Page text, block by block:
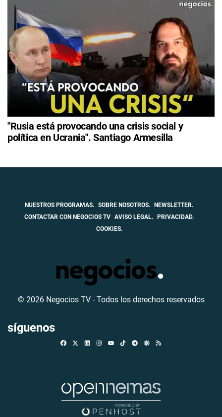
"Rusia está provocando una crisis social y
política en Ucrania". Santiago Armesilla
NUESTROS PROGRAMAS. SOBRE NOSOTROS. NEWSLETTER.
CONTACTAR CON NEGOCIOS TV AVISO LEGAL. PRIVACIDAD.
COOKIES.
© 2026 Negocios TV - Todos los derechos reservados
síguenos
FacebookLinkedinInstagramTikTokTelegramGoogle Discover